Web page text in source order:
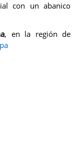
con un abanico
, en la región de